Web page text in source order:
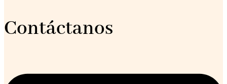
Contáctanos